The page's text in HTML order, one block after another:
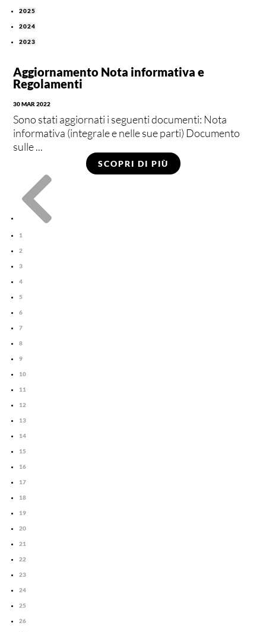
2025
2024
2023
Aggiornamento Nota informativa e
Regolamenti
30 MAR 2022
Sono stati aggiornati i seguenti documenti: Nota
informativa (integrale e nelle sue parti) Documento
sulle ...
SCOPRI DI PIÙ

1
2
3
4
5
6
7
8
9
10
11
12
13
14
15
16
17
18
19
20
21
22
23
24
25
26